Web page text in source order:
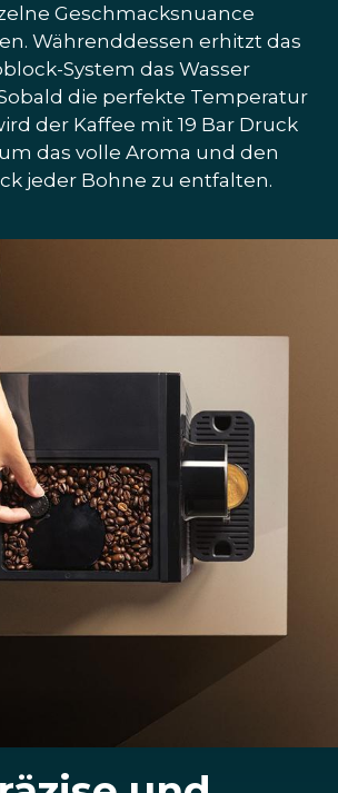
Geschmacksnuance
Währenddessen erhitzt das
System das Wasser
die perfekte Temperatur
der Kaffee mit 19 Bar Druck
das volle Aroma und den
jeder Bohne zu entfalten.